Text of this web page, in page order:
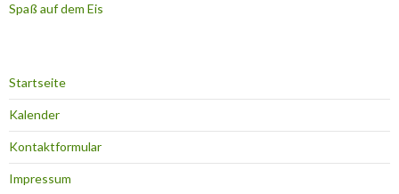
Spaß auf dem Eis
Startseite
Kalender
Kontaktformular
Impressum